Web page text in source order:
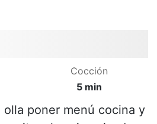
Cocción
5 min
olla poner menú cocina y